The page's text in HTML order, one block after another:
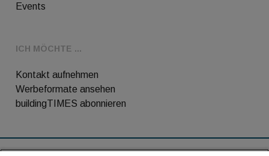
Events
ICH MÖCHTE ...
Kontakt aufnehmen
Werbeformate ansehen
buildingTIMES abonnieren